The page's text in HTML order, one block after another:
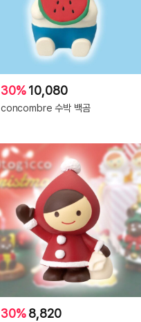
30%10,080
concombre 수박 백곰
30%8,820